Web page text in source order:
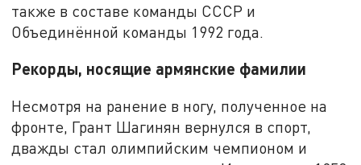
также в составе команды СССР и
Объединённой команды 1992 года.
Рекорды, носящие армянские фамилии
Несмотря на ранение в ногу, полученное на
фронте, Грант Шагинян вернулся в спорт,
дважды стал олимпийским чемпионом и